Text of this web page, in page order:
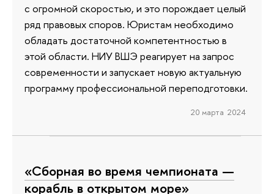
с огромной скоростью, и это порождает целый
ряд правовых споров. Юристам необходимо
обладать достаточной компетентностью в
этой области. НИУ ВШЭ реагирует на запрос
современности и запускает новую актуальную
программу профессиональной переподготовки.
20 марта 2024
«Сборная во время чемпионата —
корабль в открытом море»